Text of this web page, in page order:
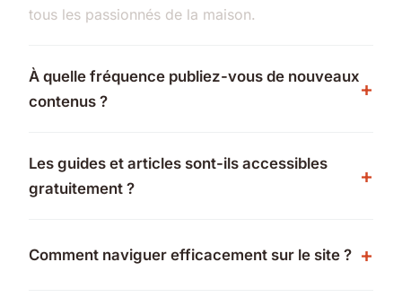
tous les passionnés de la maison.
À quelle fréquence publiez-vous de nouveaux
contenus ?
Les guides et articles sont-ils accessibles
gratuitement ?
Comment naviguer efficacement sur le site ?